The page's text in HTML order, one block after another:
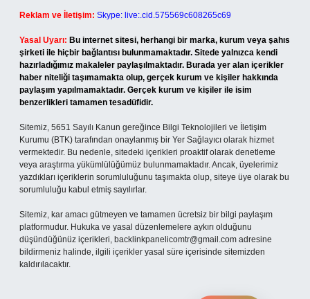
Reklam ve İletişim: Skype: live:.cid.575569c608265c69
Yasal Uyarı: Bu internet sitesi, herhangi bir marka, kurum veya şahıs
şirketi ile hiçbir bağlantısı bulunmamaktadır. Sitede yalnızca kendi
hazırladığımız makaleler paylaşılmaktadır. Burada yer alan içerikler
haber niteliği taşımamakta olup, gerçek kurum ve kişiler hakkında
paylaşım yapılmamaktadır. Gerçek kurum ve kişiler ile isim
benzerlikleri tamamen tesadüfidir.
Sitemiz, 5651 Sayılı Kanun gereğince Bilgi Teknolojileri ve İletişim
Kurumu (BTK) tarafından onaylanmış bir Yer Sağlayıcı olarak hizmet
vermektedir. Bu nedenle, sitedeki içerikleri proaktif olarak denetleme
veya araştırma yükümlülüğümüz bulunmamaktadır. Ancak, üyelerimiz
yazdıkları içeriklerin sorumluluğunu taşımakta olup, siteye üye olarak bu
sorumluluğu kabul etmiş sayılırlar.
Sitemiz, kar amacı gütmeyen ve tamamen ücretsiz bir bilgi paylaşım
platformudur. Hukuka ve yasal düzenlemelere aykırı olduğunu
düşündüğünüz içerikleri, backlinkpanelicomtr@gmail.com adresine
bildirmeniz halinde, ilgili içerikler yasal süre içerisinde sitemizden
kaldırılacaktır.